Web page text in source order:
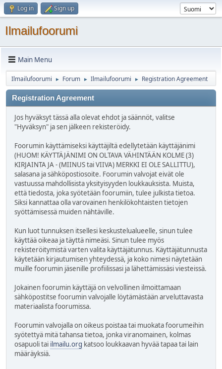
Log in Sign up
Ilmailufoorumi
Main Menu
Ilmailufoorumi ► Forum ► Ilmailufoorumi ► Registration Agreement
Registration Agreement
Jos hyväksyt tässä alla olevat ehdot ja säännöt, valitse
"Hyväksyn" ja sen jälkeen rekisteröidy.
Foorumin käyttämiseksi käyttäjiltä edellytetään käyttäjänimi
(HUOM! KÄYTTÄJÄNIMI ON OLTAVA VÄHINTÄÄN KOLME (3)
KIRJAINTA JA - (MIINUS tai VIIVA) MERKKI EI OLE SALLITTU),
salasana ja sähköpostiosoite. Foorumin valvojat eivät ole
vastuussa mahdollisista yksityisyyden loukkauksista. Muista,
että tiedosta, joka syötetään foorumiin, tulee julkista tietoa.
Siksi kannattaa olla varovainen henkilökohtaisten tietojen
syöttämisessä muiden nähtäville.
Kun luot tunnuksen itsellesi keskustelualueelle, sinun tulee
käyttää oikeaa ja täyttä nimeäsi. Sinun tulee myös
rekisteröitymistä varten valita käyttäjätunnus. Käyttäjätunnusta
käytetään kirjautumisen yhteydessä, ja koko nimesi näytetään
muille foorumin jäsenille profiilissasi ja lähettämissäsi viesteissä.
Jokainen foorumin käyttäjä on velvollinen ilmoittamaan
sähköpostitse foorumin valvojalle löytämästään arveluttavasta
materiaalista foorumissa.
Foorumin valvojalla on oikeus poistaa tai muokata foorumeihin
syötettyä mitä tahansa tietoa, jonka viranomainen, kolmas
osapuoli tai ilmailu.org katsoo loukkaavan hyvää tapaa tai lain
määräyksiä.